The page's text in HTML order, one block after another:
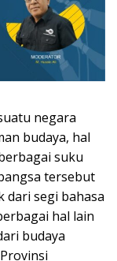
negara
budaya, hal
suku
tersebut
dari segi bahasa
hal lain
budaya